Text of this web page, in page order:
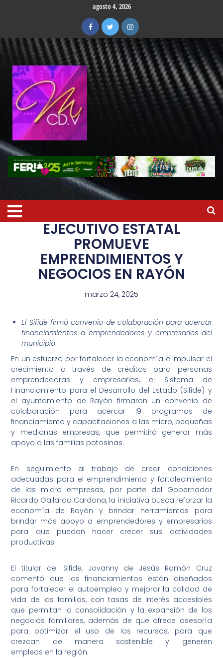
agosto 4, 2026
EJECUTIVO ESTATAL
PROMUEVE
EMPRENDIMIENTOS Y
NEGOCIOS EN RAYÓN
marzo 24, 2025
El Sifide firmó convenio de colaboración para acercar
financiamientos a emprendedores y empresarios del
municipio
En un esfuerzo por fortalecer la economía e impulsar el
crecimiento a través de créditos para personas
emprendedoras y empresarias, el Sistema de
Financiamiento para el Desarrollo del Estado (Sifide) y
el ayuntamiento de Rayón firmaron un convenio de
colaboración para acercar 19 programas de
financiamiento y capacitaciones a las micro, pequeñas
y medianas empresas, que permitirá generar más
apoyo a las familias potosinas.
En seguimiento al trabajo de crear condiciones
adecuadas para el emprendimiento y fortalecimiento
de las micro empresas, por parte del Gobernador
Ricardo Gallardo Cardona, la iniciativa busca reforzar la
economía de Rayón y brindar herramientas para
brindar más apoyo a emprendedores y empresarios
para que puedan hacer crecer sus actividades
productivas.
El titular del Sifide, Jovanny de Jesús Ramón Cruz
comentó que los financiamientos están diseñados
para fortalecer el autoempleo y mejorar la calidad de
vida de las familias, con tasas de interés accesibles
que permitan la consolidación y la expansión de los
negocios familiares, además de que ofrece asesoría
para optimizar el uso de los recursos, para que
crezcan de manera sostenible y generen
empleos en la región.